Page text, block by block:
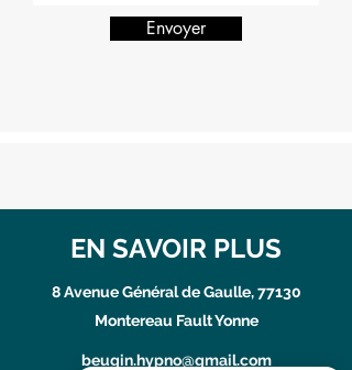
Envoyer
EN SAVOIR PLUS
8 Avenue Général de Gaulle, 77130
Montereau Fault Yonne
beugin.hypno@gmail.com